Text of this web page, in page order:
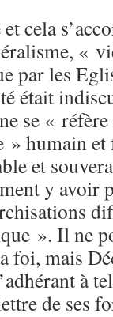
cela
«
par les
était
se «
» humain
et
y avoir
». Il ne
foi, mais
à
de ses